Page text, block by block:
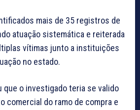
mais de 35 registros de
atuação sistemática e reiterada
vítimas junto a instituições
no estado.
que o investigado teria se valido
comercial do ramo de compra e